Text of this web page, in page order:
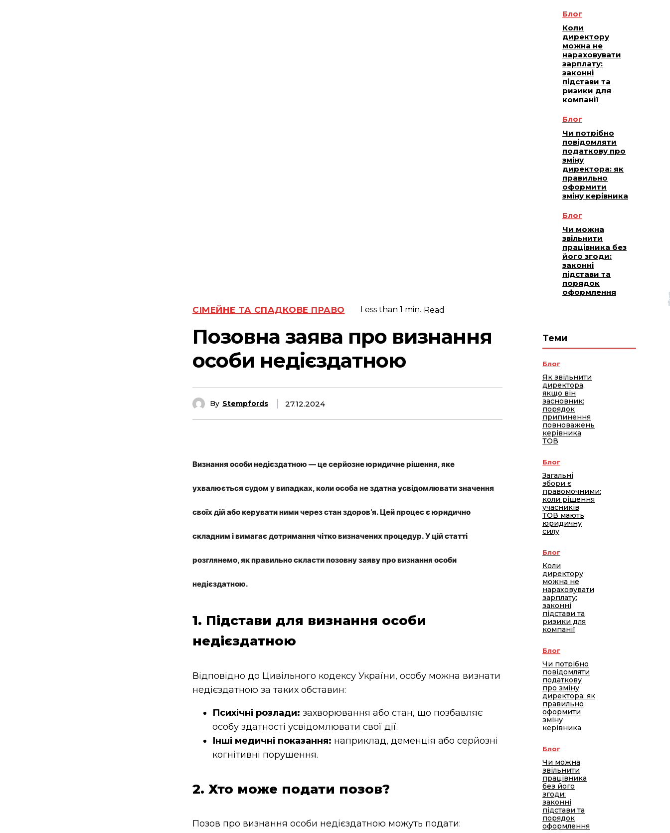
СІМЕЙНЕ ТА СПАДКОВЕ ПРАВО Less than 1 min. Read
Позовна заява про визнання
особи недієздатною
By Stempfords 27.12.2024
Визнання особи недієздатною — це серйозне юридичне рішення, яке
ухвалюється судом у випадках, коли особа не здатна усвідомлювати значення
своїх дій або керувати ними через стан здоров’я. Цей процес є юридично
складним і вимагає дотримання чітко визначених процедур. У цій статті
розглянемо, як правильно скласти позовну заяву про визнання особи
недієздатною.
1. Підстави для визнання особи
недієздатною
Відповідно до Цивільного кодексу України, особу можна визнати
недієздатною за таких обставин:
Психічні розлади: захворювання або стан, що позбавляє
особу здатності усвідомлювати свої дії.
Інші медичні показання: наприклад, деменція або серйозні
когнітивні порушення.
2. Хто може подати позов?
Позов про визнання особи недієздатною можуть подати:
Блог
Коли
директору
можна не
нараховувати
зарплату:
законні
підстави та
ризики для
компанії
Блог
Чи потрібно
повідомляти
податкову про
зміну
директора: як
правильно
оформити
зміну керівника
Блог
Чи можна
звільнити
працівника без
його згоди:
законні
підстави та
порядок
оформлення
Теми
Блог
Як звільнити
директора,
якщо він
засновник:
порядок
припинення
повноважень
керівника
ТОВ
Блог
Загальні
збори є
правомочними:
коли рішення
учасників
ТОВ мають
юридичну
силу
Блог
Коли
директору
можна не
нараховувати
зарплату:
законні
підстави та
ризики для
компанії
Блог
Чи потрібно
повідомляти
податкову
про зміну
директора: як
правильно
оформити
зміну
керівника
Блог
Чи можна
звільнити
працівника
без його
згоди:
законні
підстави та
порядок
оформлення